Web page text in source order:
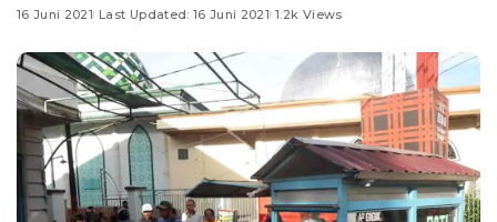
16 Juni 2021 Last Updated: 16 Juni 2021 1.2k Views